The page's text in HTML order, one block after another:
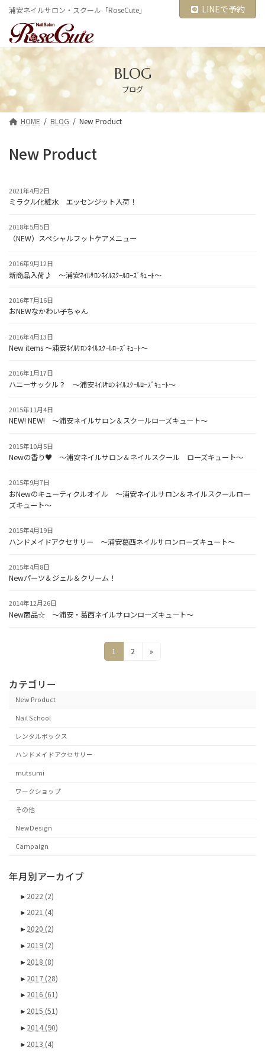
ツ
キ
ッ
シ
に
移
浦安ネイルサロン・スクール「RoseCute」 LINEで予約
BLOG
ブログ
HOME BLOG New Product
New Product
2021年4月2日
ミラクル化粧水 エッセンジット入荷！
2018年5月5日
（NEW）スペシャルフットケアメニュー
2016年9月12日
新商品入荷♪ ～浦安ﾈｲﾙｻﾛﾝﾈｲﾙｽｸｰﾙﾛｰｽﾞｷｭｰﾄ～
2016年7月16日
おNEWなかわい子ちゃん
2016年4月13日
New items ～浦安ﾈｲﾙｻﾛﾝﾈｲﾙｽｸｰﾙﾛｰｽﾞｷｭｰﾄ～
2016年1月17日
ハニーサックル？ ～浦安ﾈｲﾙｻﾛﾝﾈｲﾙｽｸｰﾙﾛｰｽﾞｷｭｰﾄ～
2015年11月4日
NEW! NEW! ～浦安ネイルサロン＆スクールローズキュート～
2015年10月5日
Newの香り♥ ～浦安ネイルサロン＆ネイルスクール ローズキュート～
2015年9月7日
おNewのキューティクルオイル ～浦安ネイルサロン＆ネイルスクールロー
ズキュート～
2015年4月19日
ハンドメイドアクセサリー ～浦安葛西ネイルサロンローズキュート～
2015年4月8日
Newパーツ＆ジェル＆クリーム！
2014年12月26日
New商品☆ ～浦安・葛西ネイルサロンローズキュート～
の
ペ
ー
ジ
送
り
固
定
1
固
2 »
カテゴリー
New Product
Nail School
レンタルボックス
ハンドメイドアクセサリー
mutsumi
ワークショップ
その他
NewDesign
Campaign
年月別アーカイブ
►2022 (2)
►2021 (4)
►2020 (2)
►2019 (2)
►2018 (8)
►2017 (28)
►2016 (61)
►2015 (51)
►2014(90)
►2013 (4)